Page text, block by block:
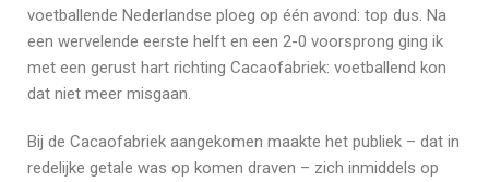
voetballende Nederlandse ploeg op één avond: top dus. Na
een wervelende eerste helft en een 2-0 voorsprong ging ik
met een gerust hart richting Cacaofabriek: voetballend kon
dat niet meer misgaan.
Bij de Cacaofabriek aangekomen maakte het publiek – dat in
redelijke getale was op komen draven – zich inmiddels op